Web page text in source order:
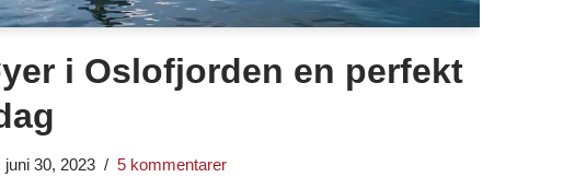
i Oslofjorden en perfekt
juni 30, 2023 5 kommentarer